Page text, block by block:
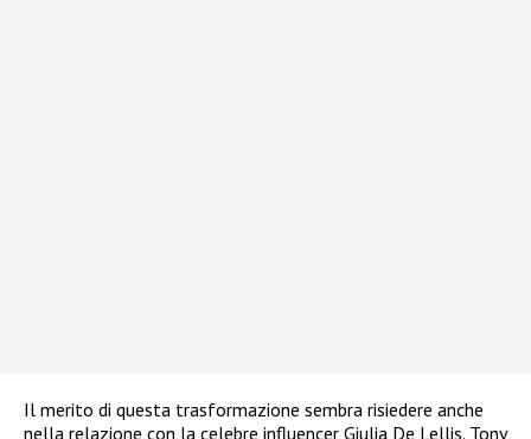
Il merito di questa trasformazione sembra risiedere anche
nella relazione con la celebre influencer Giulia De Lellis. Tony